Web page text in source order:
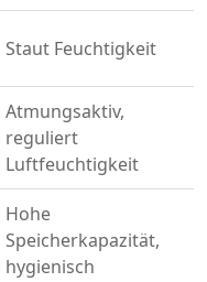
Staut Feuchtigkeit
Atmungsaktiv,
reguliert
Luftfeuchtigkeit
Hohe
Speicherkapazität,
hygienisch